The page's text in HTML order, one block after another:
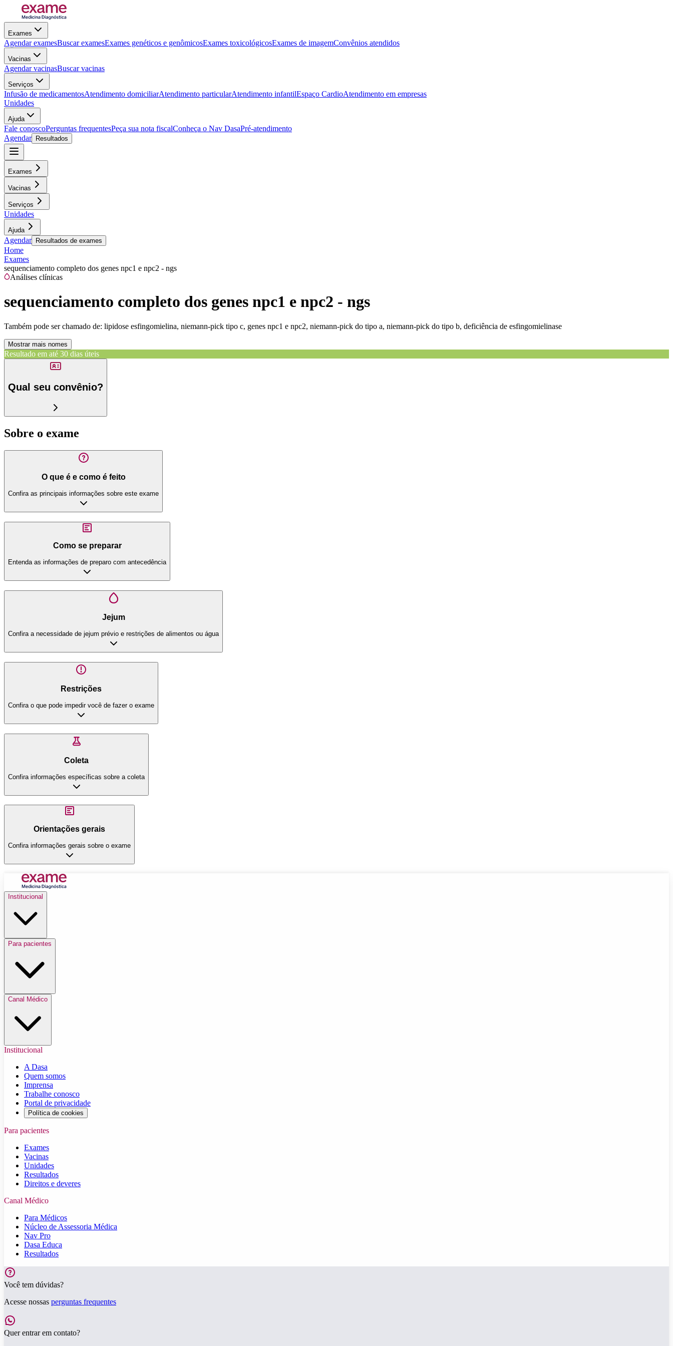
Exames
Agendar examesBuscar examesExames genéticos e genômicosExames toxicológicosExames de imagemConvênios atendidos
Vacinas
Agendar vacinasBuscar vacinas
Serviços
Infusão de medicamentosAtendimento domiciliarAtendimento particularAtendimento infantilEspaço CardioAtendimento em empresas
Unidades
Ajuda
Fale conoscoPerguntas frequentesPeça sua nota fiscalConheça o Nav DasaPré-atendimento
Agendar
Resultados
Exames
Vacinas
Serviços
Unidades
Ajuda
Agendar Resultados de exames
Home
Exames
sequenciamento completo dos genes npc1 e npc2 - ngs
Análises clínicas
sequenciamento completo dos genes npc1 e npc2 - ngs
Também pode ser chamado de: lipidose esfingomielina, niemann-pick tipo c, genes npc1 e npc2, niemann-pick do tipo a, niemann-pick do tipo b, deficiência de esfingomielinase
Mostrar mais nomes
Resultado em até 30 dias úteis
Qual seu convênio?
Sobre o exame
O que é e como é feito
Confira as principais informações sobre este exame
Como se preparar
Entenda as informações de preparo com antecedência
Jejum
Confira a necessidade de jejum prévio e restrições de alimentos ou água
Restrições
Confira o que pode impedir você de fazer o exame
Coleta
Confira informações específicas sobre a coleta
Orientações gerais
Confira informações gerais sobre o exame
Institucional
Para pacientes
Canal Médico
Institucional
A Dasa
Quem somos
Imprensa
Trabalhe conosco
Portal de privacidade
Política de cookies
Para pacientes
Exames
Vacinas
Unidades
Resultados
Direitos e deveres
Canal Médico
Para Médicos
Núcleo de Assessoria Médica
Nav Pro
Dasa Educa
Resultados
Você tem dúvidas?
Acesse nossas perguntas frequentes
Quer entrar em contato?